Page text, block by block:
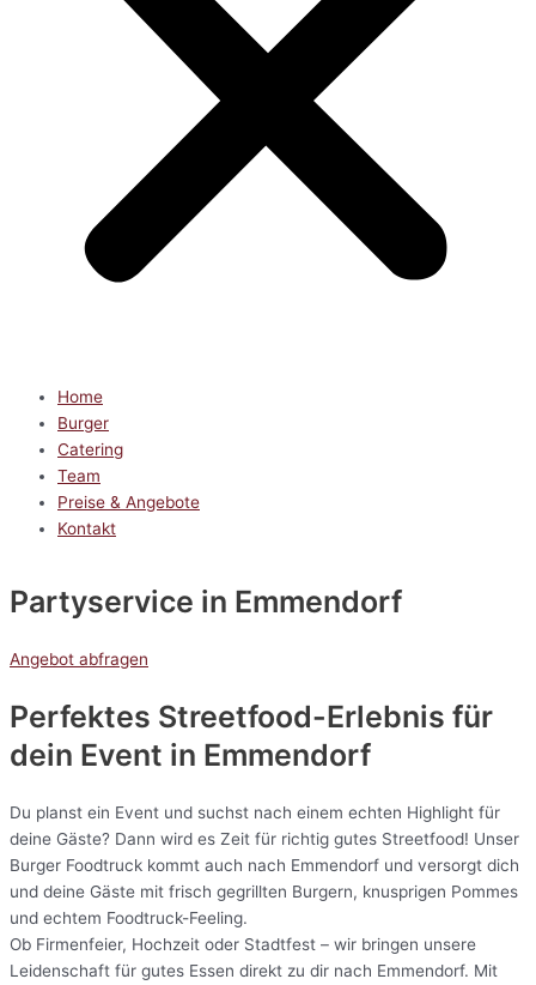
Home
Burger
Catering
Team
Preise & Angebote
Kontakt
Partyservice in Emmendorf
Angebot abfragen
Perfektes Streetfood-Erlebnis für
dein Event in Emmendorf
Du planst ein Event und suchst nach einem echten Highlight für
deine Gäste? Dann wird es Zeit für richtig gutes Streetfood! Unser
Burger Foodtruck kommt auch nach Emmendorf und versorgt dich
und deine Gäste mit frisch gegrillten Burgern, knusprigen Pommes
und echtem Foodtruck-Feeling.
Ob Firmenfeier, Hochzeit oder Stadtfest – wir bringen unsere
Leidenschaft für gutes Essen direkt zu dir nach Emmendorf. Mit